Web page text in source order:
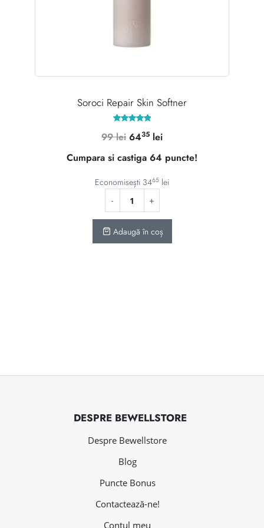
Soroci Repair Skin Softner
5.00
din 5
99lei Prețul
inițial
a
fost:
99 lei.
6435 leiPrețul
este:
6435 lei.
Cumpara si castiga 64 puncte!
Economisești 3465 lei
Adaugă în coș
DESPRE BEWELLSTORE
Despre Bewellstore
Blog
Puncte Bonus
Contactează-ne!
Contul meu